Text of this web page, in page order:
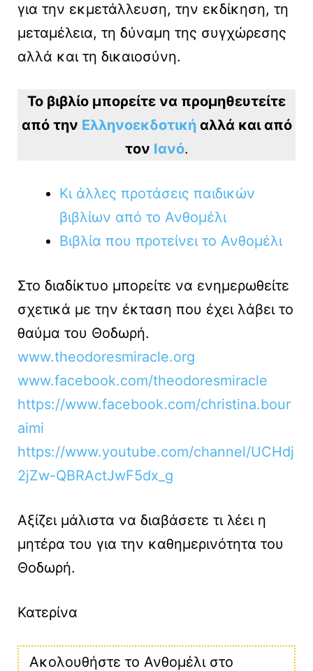
για την εκμετάλλευση, την εκδίκηση, τη
μεταμέλεια, τη δύναμη της συγχώρεσης
αλλά και τη δικαιοσύνη.
Το βιβλίο μπορείτε να προμηθευτείτε
από την Ελληνοεκδοτικήαλλά και από
τον Ιανό.
Κι άλλες προτάσεις παιδικών
βιβλίων από το Ανθομέλι
Βιβλία που προτείνει το Ανθομέλι
Στο διαδίκτυο μπορείτε να ενημερωθείτε
σχετικά με την έκταση που έχει λάβει το
θαύμα του Θοδωρή.
www.theodoresmiracle.org
www.facebook.com/theodoresmiracle
https://www.facebook.com/christina.bour
aimi
https://www.youtube.com/channel/UCHdj
2jZw-QBRActJwF5dx_g
Αξίζει μάλιστα να διαβάσετε τι λέει η
μητέρα του για την καθημερινότητα του
Θοδωρή.
Κατερίνα
Ακολουθήστε το Ανθομέλι στο